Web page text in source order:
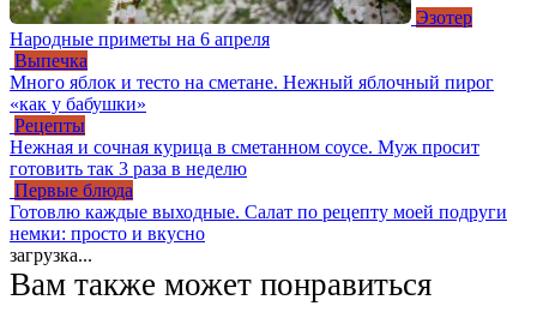
Эзотер
Народные приметы на 6 апреля
Выпечка
Много яблок и тесто на сметане. Нежный яблочный пирог
«как у бабушки»
Рецепты
Нежная и сочная курица в сметанном соусе. Муж просит
готовить так 3 раза в неделю
Первые блюда
Готовлю каждые выходные. Салат по рецепту моей подруги
немки: просто и вкусно
загрузка...
Вам также может понравиться